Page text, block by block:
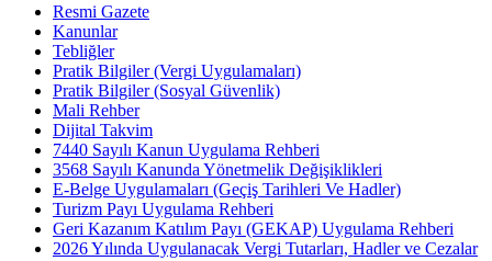
Resmi Gazete
Kanunlar
Tebliğler
Pratik Bilgiler (Vergi Uygulamaları)
Pratik Bilgiler (Sosyal Güvenlik)
Mali Rehber
Dijital Takvim
7440 Sayılı Kanun Uygulama Rehberi
3568 Sayılı Kanunda Yönetmelik Değişiklikleri
E-Belge Uygulamaları (Geçiş Tarihleri Ve Hadler)
Turizm Payı Uygulama Rehberi
Geri Kazanım Katılım Payı (GEKAP) Uygulama Rehberi
2026 Yılında Uygulanacak Vergi Tutarları, Hadler ve Cezalar